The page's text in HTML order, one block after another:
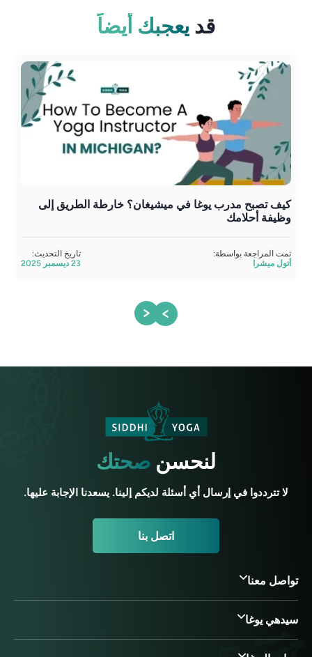
قديعجبك أيضاً
كيف تصبح مدرب يوغا في ميشيغان؟ خارطة الطريق إلى
وظيفة أحلامك
تمت المراجعة بواسطة:
أتول ميشرا
تاريخ التحديث:
23 ديسمبر 2025
لنحسنصحتك
لا تترددوا في إرسال أي أسئلة لديكم إلينا. يسعدنا الإجابة عليها.
اتصل بنا
تواصل معنا
سيدهي يوغا